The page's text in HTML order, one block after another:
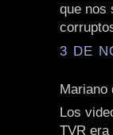
que nos
3 DE
Mariano
Los
TVR era